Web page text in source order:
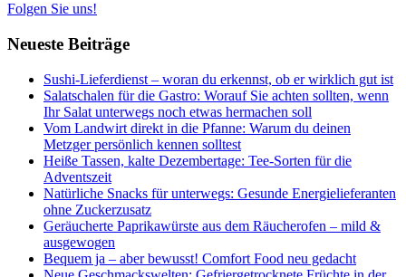
Folgen Sie uns!
Neueste Beiträge
Sushi-Lieferdienst – woran du erkennst, ob er wirklich gut ist
Salatschalen für die Gastro: Worauf Sie achten sollten, wenn
Ihr Salat unterwegs noch etwas hermachen soll
Vom Landwirt direkt in die Pfanne: Warum du deinen
Metzger persönlich kennen solltest
Heiße Tassen, kalte Dezembertage: Tee-Sorten für die
Adventszeit
Natürliche Snacks für unterwegs: Gesunde Energielieferanten
ohne Zuckerzusatz
Geräucherte Paprikawürste aus dem Räucherofen – mild &
ausgewogen
Bequem ja – aber bewusst! Comfort Food neu gedacht